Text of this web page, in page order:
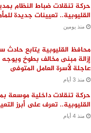
حركة تنقلات ضباط النظام
القليوبية.. تعيينات جديدة
منذ يومين
محافظ القليوبية يتابع
إزالة مبنى مخالف بطوخ
عاجلة لأسرة العامل المتوفى
منذ 3 أيام
حركة تنقلات داخلية موسعة
القليوبية.. تعرف على أبرز
منذ 4 أيام